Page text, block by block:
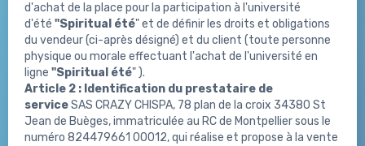
d'achat de la place pour la participation à l'université
d'été "Spiritual été" et de définir les droits et obligations
du vendeur (ci-après désigné) et du client (toute personne
physique ou morale effectuant l'achat de l'université en
ligne "Spiritual été" ).
Article 2 : Identification du prestataire de
serviceSAS CRAZY CHISPA, 78 plan de la croix 34380 St
Jean de Buèges, immatriculée au RC de Montpellier sous le
numéro 824479661 00012, qui réalise et propose à la vente